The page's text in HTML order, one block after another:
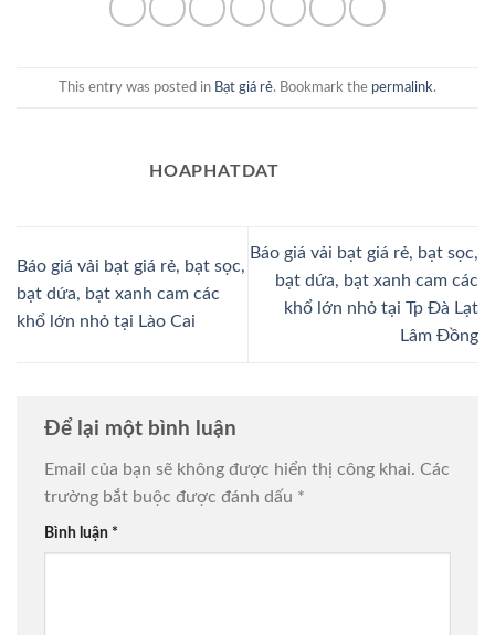
This entry was posted in Bạt giá rẻ. Bookmark the permalink.
HOAPHATDAT
Báo giá vải bạt giá rẻ, bạt sọc,
bạt dứa, bạt xanh cam các
khổ lớn nhỏ tại Lào Cai
Báo giá vải bạt giá rẻ, bạt sọc,
bạt dứa, bạt xanh cam các
khổ lớn nhỏ tại Tp Đà Lạt
Lâm Đồng
Để lại một bình luận
Email của bạn sẽ không được hiển thị công khai. Các
trường bắt buộc được đánh dấu *
Bình luận *